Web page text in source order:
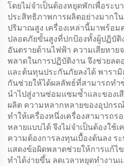
โดยไม่จำเป็นต้องหยุดพักเพื่อระบ
ประสิทธิภาพการผลิตอย่างมากใ
ปริมาณสูง เครื่องเหล่านี้มาพร้อ
ปลอดภัยขั้นสูงที่ปกป้องทั้งผู้ปฏิบั
อันตรายด้านไฟฟ้า ความเสียหา
พลาดในการปฏิบัติงาน จึงช่วยล
และต้นทุนประกันภัยลงได้ พารามิ
กันช่วยให้ได้ผลลัพธ์ที่สามารถท
นำไปสู่งานซ่อมแซมซ้ำและของเ
ผลิต ความหลากหลายของอุปกร
ทำให้เครื่องหนึ่งเครื่องสามารถร
หลายแบบได้ จึงไม่จำเป็นต้องใช้
ความต้องการลงทุนเบื้องต้นลง ร
แสดงข้อผิดพลาดช่วยให้การแก้ไ
ทำได้ง่ายขึ้น ลดเวลาหยุดทำงาน